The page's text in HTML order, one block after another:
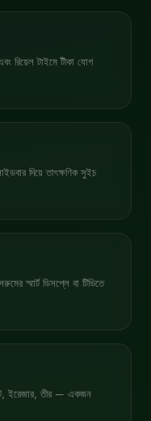
রিয়েল টাইমে টীকা যোগ
দিয়ে তাৎক্ষণিক সুইচ
স্মার্ট ডিসপ্লে বা টিভিতে
ইরেজার, তীর — একজন